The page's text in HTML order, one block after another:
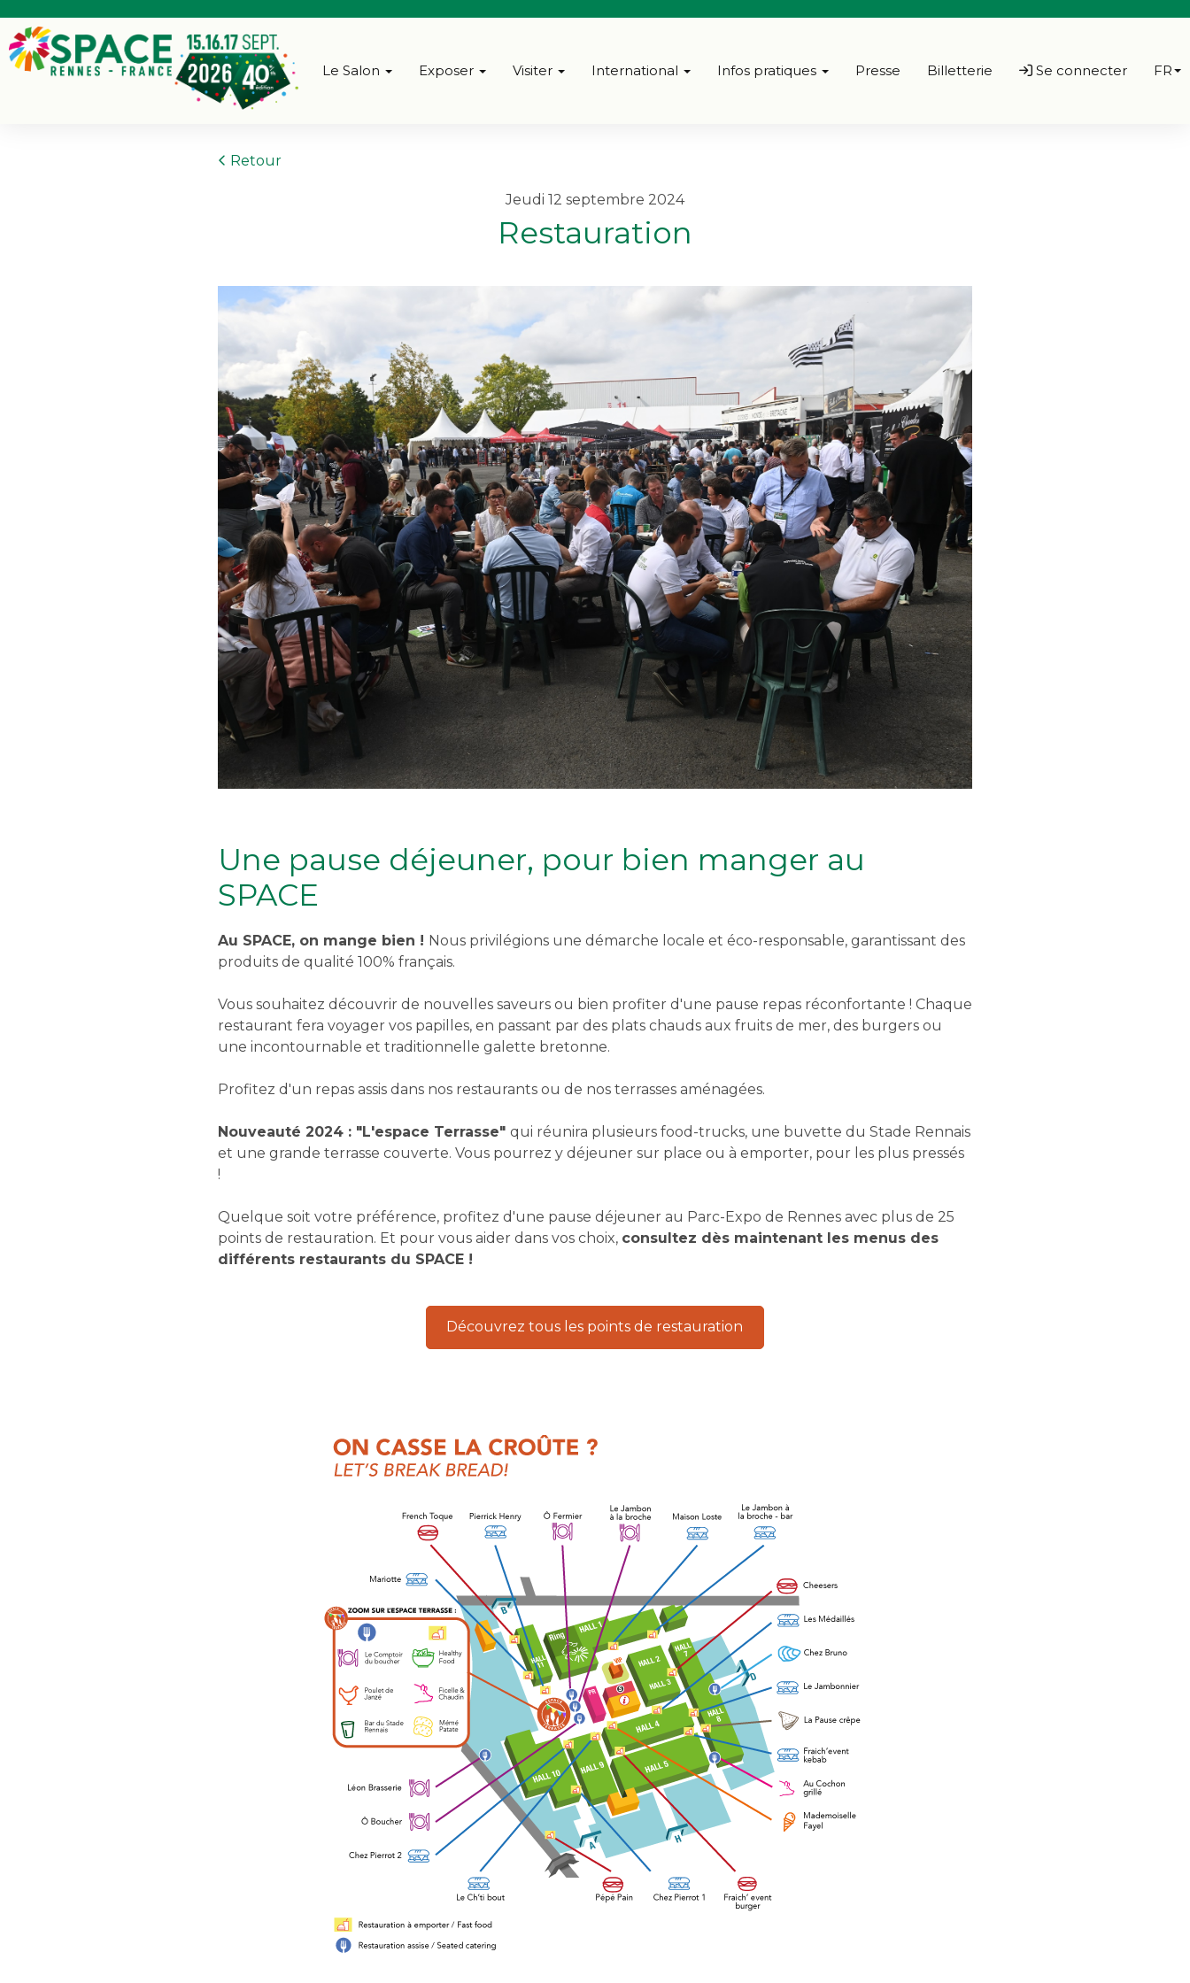
Le Salon Exposer Visiter International Infos pratiques Presse Billetterie Se connecter FR
Retour
jeudi 12 septembre 2024
Restauration
Une pause déjeuner, pour bien manger au
SPACE
Au SPACE, on mange bien ! Nous privilégions une démarche locale et éco-responsable, garantissant des
produits de qualité 100% français.
Vous souhaitez découvrir de nouvelles saveurs ou bien profiter d'une pause repas réconfortante ! Chaque
restaurant fera voyager vos papilles, en passant par des plats chauds aux fruits de mer, des burgers ou
une incontournable et traditionnelle galette bretonne.
Profitez d'un repas assis dans nos restaurants ou de nos terrasses aménagées.
Nouveauté 2024 : "L'espace Terrasse" qui réunira plusieurs food-trucks, une buvette du Stade Rennais
et une grande terrasse couverte. Vous pourrez y déjeuner sur place ou à emporter, pour les plus pressés
!
Quelque soit votre préférence, profitez d'une pause déjeuner au Parc-Expo de Rennes avec plus de 25
points de restauration. Et pour vous aider dans vos choix, consultez dès maintenant les menus des
différents restaurants du SPACE !
Découvrez tous les points de restauration